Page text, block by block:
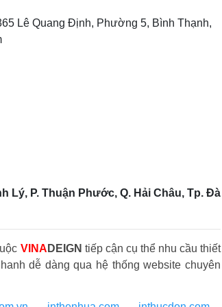
Lê Quang Định, Phường 5, Bình Thạnh,
Lý, P. Thuận Phước, Q. Hải Châu, Tp. Đà
VINA DEIGN tiếp cận cụ thể nhu cầu thiết
dễ dàng qua hệ thống website chuyên